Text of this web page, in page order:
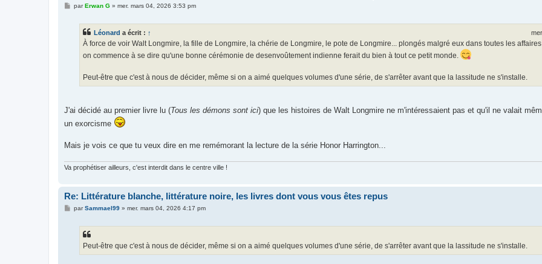
MparErwan G» mer. mars 04, 2026 3:53 pm
Léonard a écrit : ↑
À force de voir Walt Longmire, la fille de Longmire, la chérie de Longmire, le pote de Longmire... plongés malgré eux dans toutes les
on commence à se dire qu'une bonne cérémonie de desenvoûtement indienne ferait du bien à tout ce petit monde.
Peut-être que c'est à nous de décider, même si on a aimé quelques volumes d'une série, de s'arrêter avant que la lassitude ne s'installe.
J'ai décidé au premier livre lu (Tous les démons sont ici) que les histoires de Walt Longmire ne m'intéressaient pas et qu'il ne valait
un exorcisme
Mais je vois ce que tu veux dire en me remémorant la lecture de la série Honor Harrington...
Va prophétiser ailleurs, c'est interdit dans le centre ville !
Re: Littérature blanche, littérature noire, les livres dont vous vous êtes repus
MparSammael99» mer. mars 04, 2026 4:17 pm
Peut-être que c'est à nous de décider, même si on a aimé quelques volumes d'une série, de s'arrêter avant que la lassitude ne s'installe.